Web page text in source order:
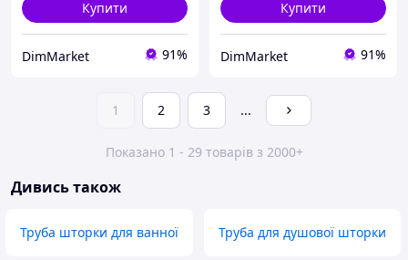
Купити
DimMarket 91%
Купити
DimMarket 91%
1 2 3 ...
Показано 1 - 29 товарів з 2000+
Дивись також
Труба шторки для ванної Труба для душової шторки